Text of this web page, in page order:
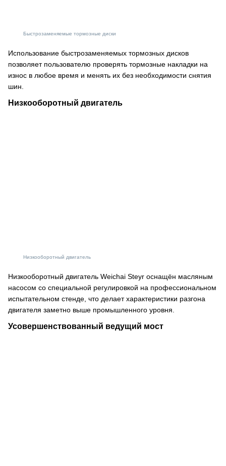
Быстрозаменяемые тормозные диски
Использование быстрозаменяемых тормозных дисков
позволяет пользователю проверять тормозные накладки на
износ в любое время и менять их без необходимости снятия
шин.
Низкооборотный двигатель
Низкооборотный двигатель
Низкооборотный двигатель Weichai Steyr оснащён масляным
насосом со специальной регулировкой на профессиональном
испытательном стенде, что делает характеристики разгона
двигателя заметно выше промышленного уровня.
Усовершенствованный ведущий мост